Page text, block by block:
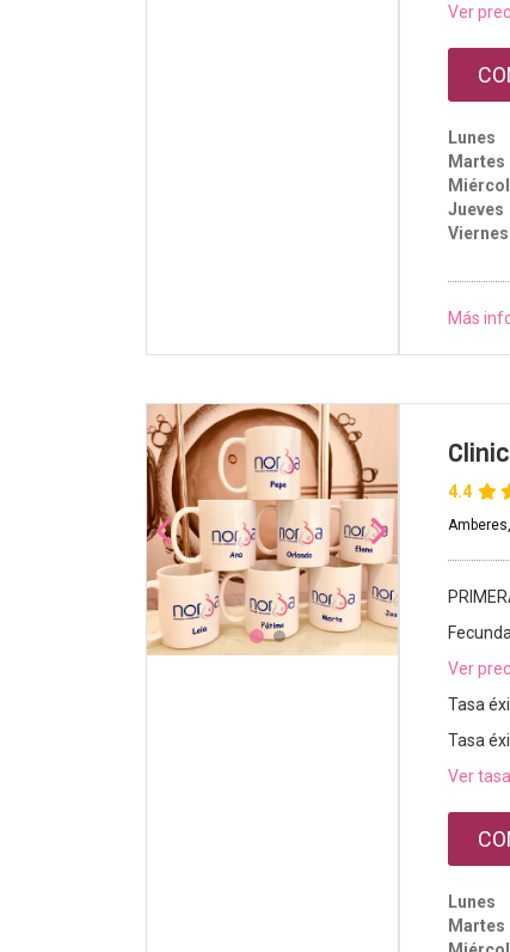
Ver
Lunes
Martes
Jueves
Viernes
Más
4.4
Ver
Tasa
Tasa
Ver
Lunes
Martes